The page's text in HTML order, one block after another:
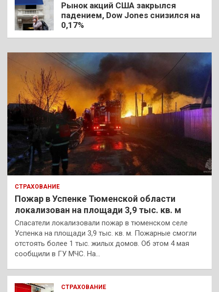
Рынок акций США закрылся
падением, Dow Jones снизился на
0,17%
СТРАХОВАНИЕ
Пожар в Успенке Тюменской области
локализован на площади 3,9 тыс. кв. м
Спасатели локализовали пожар в тюменском селе
Успенка на площади 3,9 тыс. кв. м. Пожарные смогли
отстоять более 1 тыс. жилых домов. Об этом 4 мая
сообщили в ГУ МЧС. На…
СТРАХОВАНИЕ